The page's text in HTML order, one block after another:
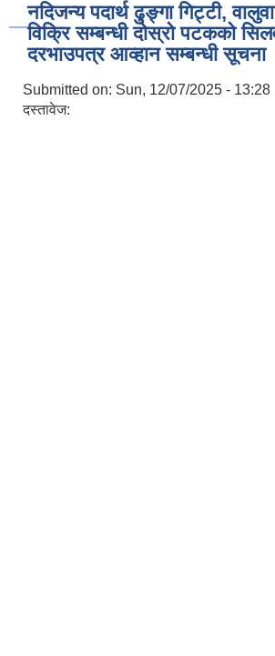
नदिजन्य पदार्थ ढुङ्गा गिट्टी,
विक्रि सम्बन्धी द‍ोस्रो पटकको
दरभाउपत्र आव्हान सम्बन्धी सूचना
Submitted on: Sun, 12/07/2025 - 13:28
दस्तावेज: